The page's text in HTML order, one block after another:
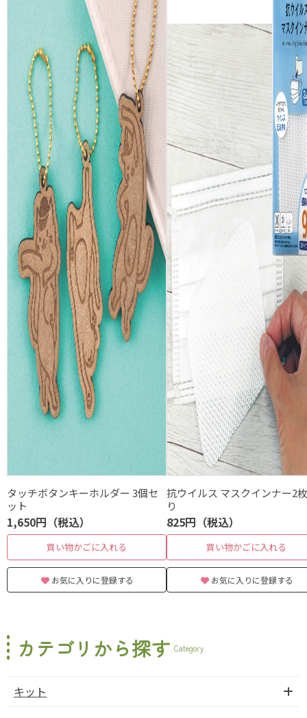
タッチボタンキーホルダー 3個セ
ット
1,650円（税込）
買い物かごに入れる
お気に入りに登録する
抗ウイルス マスクインナー2
り
825円（税込）
買い物かごに入れる
お気に入りに登録する
カテゴリから探す Category
キット